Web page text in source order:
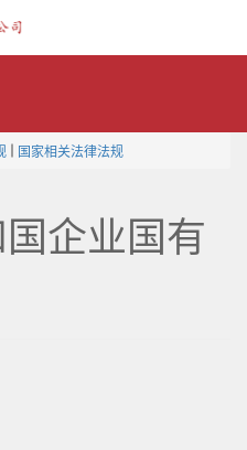
国家相关法律法规
企业国有